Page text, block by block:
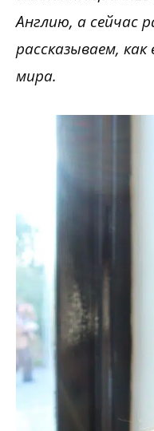
Англию, а сейчас
рассказываем,
мира.